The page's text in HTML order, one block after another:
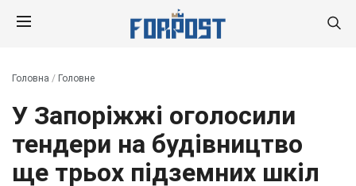
Головна / Головне
У Запоріжжі оголосили
тендери на будівництво
ще трьох підземних шкіл